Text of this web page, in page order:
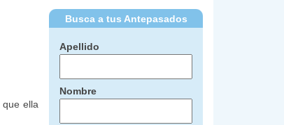
ella
Busca a tus Antepasados
Apellido
Nombre